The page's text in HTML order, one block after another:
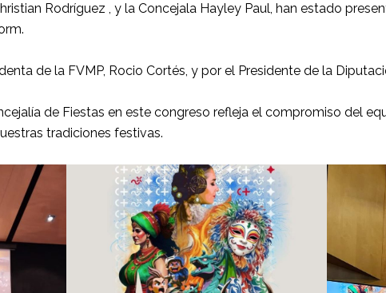
Rodríguez , y la Concejala Hayley Paul, han estado
de la FVMP, Rocio Cortés, y por el Presidente de la
de Fiestas en este congreso refleja el compromiso del
tradiciones festivas.